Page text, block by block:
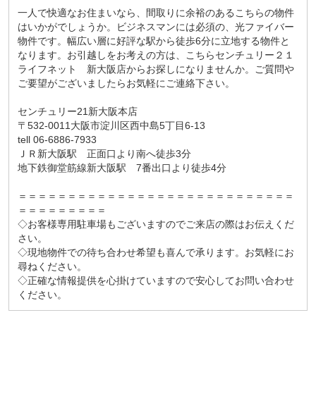
一人で快適なお住まいなら、間取りに余裕のあるこちらの物件
はいかがでしょうか。ビジネスマンには必須の、光ファイバー
物件です。幅広い層に好評な駅から徒歩6分に立地する物件と
なります。お引越しをお考えの方は、こちらセンチュリー２１
ライフネット 新大阪店からお探しになりませんか。ご質問や
ご要望がございましたらお気軽にご連絡下さい。
センチュリー21新大阪本店
〒532-0011大阪市淀川区西中島5丁目6-13
tell 06-6886-7933
ＪＲ新大阪駅 正面口より南へ徒歩3分
地下鉄御堂筋線新大阪駅 7番出口より徒歩4分
＝＝＝＝＝＝＝＝＝＝＝＝＝＝＝＝＝＝＝＝＝＝＝＝＝＝＝＝
＝＝＝＝＝＝＝＝＝
◇お客様専用駐車場もございますのでご来店の際はお伝えくだ
さい。
◇現地物件での待ち合わせ希望も喜んで承ります。お気軽にお
尋ねください。
◇正確な情報提供を心掛けていますので安心してお問い合わせ
ください。